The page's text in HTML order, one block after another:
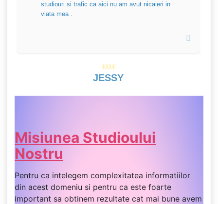
studiouri si trafic ca aici nu am avut nicaieri in
viata mea .
JESSY
Misiunea Studioului
Nostru
Pentru ca intelegem complexitatea informatiilor
din acest domeniu si pentru ca este foarte
important sa obtinem rezultate cat mai bune avem